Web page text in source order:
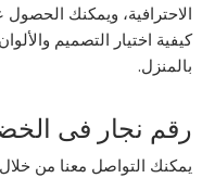
الاحترافية، ويمكنك
كيفية اختيار التصميم
بالمنزل.
رقم نجار فى